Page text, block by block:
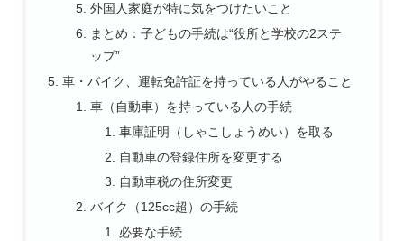
外国人家庭が特に気をつけたいこと
まとめ：子どもの手続は“役所と学校の2ステ
ップ”
車・バイク、運転免許証を持っている人がやること
車（自動車）を持っている人の手続
車庫証明（しゃこしょうめい）を取る
自動車の登録住所を変更する
自動車税の住所変更
バイク（125cc超）の手続
必要な手続